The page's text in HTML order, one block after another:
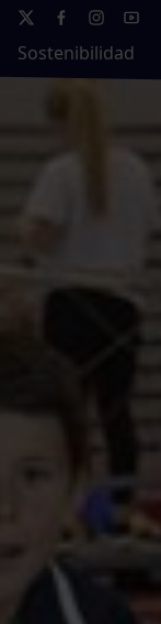
Sostenibilidad